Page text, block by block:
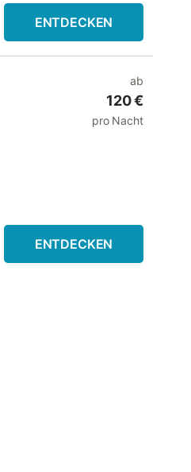
ENTDECKEN
ab
120 €
pro Nacht
ENTDECKEN